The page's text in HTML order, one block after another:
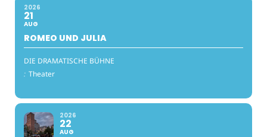
2026
21
AUG
ROMEO UND JULIA
DIE DRAMATISCHE BÜHNE
: Theater
2026
22
AUG